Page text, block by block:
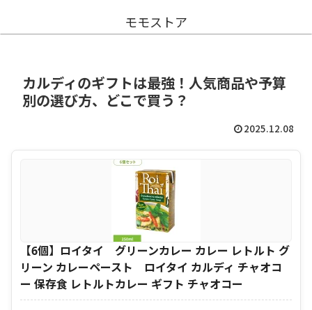
モモストア
カルディのギフトは最強！人気商品や予算
別の選び方、どこで買う？
2025.12.08
【6個】ロイタイ グリーンカレー カレー レトルト グ
リーン カレーペースト ロイタイ カルディ チャオコ
ー 保存食 レトルトカレー ギフト チャオコー